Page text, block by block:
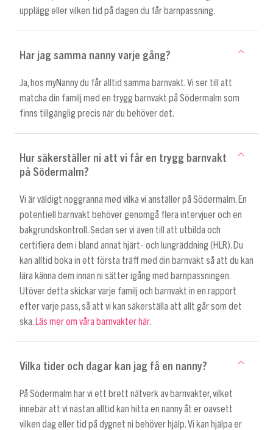
upplägg eller vilken tid på dagen du får barnpassning.
Har jag samma nanny varje gång?
Ja, hos myNanny du får alltid samma barnvakt. Vi ser till att
matcha din familj med en trygg barnvakt på Södermalm som
finns tillgänglig precis när du behöver det.
Hur säkerställer ni att vi får en trygg barnvakt
på Södermalm?
Vi är väldigt noggranna med vilka vi anställer på Södermalm. En
potentiell barnvakt behöver genomgå flera intervjuer och en
bakgrundskontroll. Sedan ser vi även till att utbilda och
certifiera dem i bland annat hjärt- och lungräddning (HLR). Du
kan alltid boka in ett första träff med din barnvakt så att du kan
lära känna dem innan ni sätter igång med barnpassningen.
Utöver detta skickar varje familj och barnvakt in en rapport
efter varje pass, så att vi kan säkerställa att allt går som det
ska. Läs mer om våra barnvakter här.
Vilka tider och dagar kan jag få en nanny?
På Södermalm har vi ett brett nätverk av barnvakter, vilket
innebär att vi nästan alltid kan hitta en nanny åt er oavsett
vilken dag eller tid på dygnet ni behöver hjälp. Vi kan hjälpa er